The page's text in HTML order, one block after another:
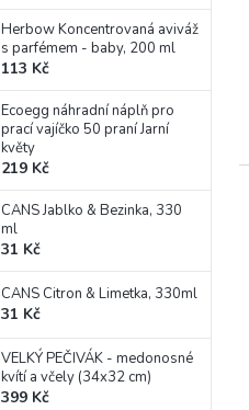
Herbow Koncentrovaná aviváž
s parfémem - baby, 200 ml
113 Kč
Ecoegg náhradní náplň pro
prací vajíčko 50 praní Jarní
květy
219 Kč
CANS Jablko & Bezinka, 330
ml
31 Kč
CANS Citron & Limetka, 330ml
31 Kč
VELKÝ PEČIVÁK - medonosné
kvítí a včely (34x32 cm)
399 Kč